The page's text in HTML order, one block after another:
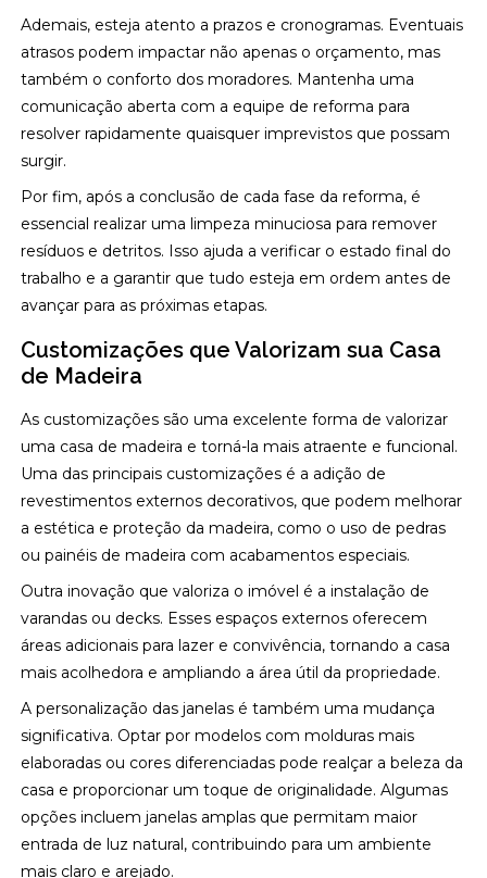
Ademais, esteja atento a prazos e cronogramas. Eventuais
atrasos podem impactar não apenas o orçamento, mas
também o conforto dos moradores. Mantenha uma
comunicação aberta com a equipe de reforma para
resolver rapidamente quaisquer imprevistos que possam
surgir.
Por fim, após a conclusão de cada fase da reforma, é
essencial realizar uma limpeza minuciosa para remover
resíduos e detritos. Isso ajuda a verificar o estado final do
trabalho e a garantir que tudo esteja em ordem antes de
avançar para as próximas etapas.
Customizações que Valorizam sua Casa
de Madeira
As customizações são uma excelente forma de valorizar
uma casa de madeira e torná-la mais atraente e funcional.
Uma das principais customizações é a adição de
revestimentos externos decorativos, que podem melhorar
a estética e proteção da madeira, como o uso de pedras
ou painéis de madeira com acabamentos especiais.
Outra inovação que valoriza o imóvel é a instalação de
varandas ou decks. Esses espaços externos oferecem
áreas adicionais para lazer e convivência, tornando a casa
mais acolhedora e ampliando a área útil da propriedade.
A personalização das janelas é também uma mudança
significativa. Optar por modelos com molduras mais
elaboradas ou cores diferenciadas pode realçar a beleza da
casa e proporcionar um toque de originalidade. Algumas
opções incluem janelas amplas que permitam maior
entrada de luz natural, contribuindo para um ambiente
mais claro e arejado.